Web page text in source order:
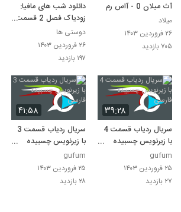
آث میلان 0 - آاس رم 1
میلاد
۲۶ فروردین ۱۴۰۳
۷۰۵ بازدید
دانلود شب های مافیا:
زودیاک فصل 2 قسمت
10
دوستی ها
۲۶ فروردین ۱۴۰۳
۱۹۷ بازدید
۳۹:۲۸
سریال ردیاب قسمت 4
با زیرنویس چسبیده
فارسی
gufum
۲۵ فروردین ۱۴۰۳
۲۷ بازدید
۴۱:۵۸
سریال ردیاب قسمت 3
با زیرنویس چسبیده
فارسی
gufum
۲۵ فروردین ۱۴۰۳
۲۸ بازدید